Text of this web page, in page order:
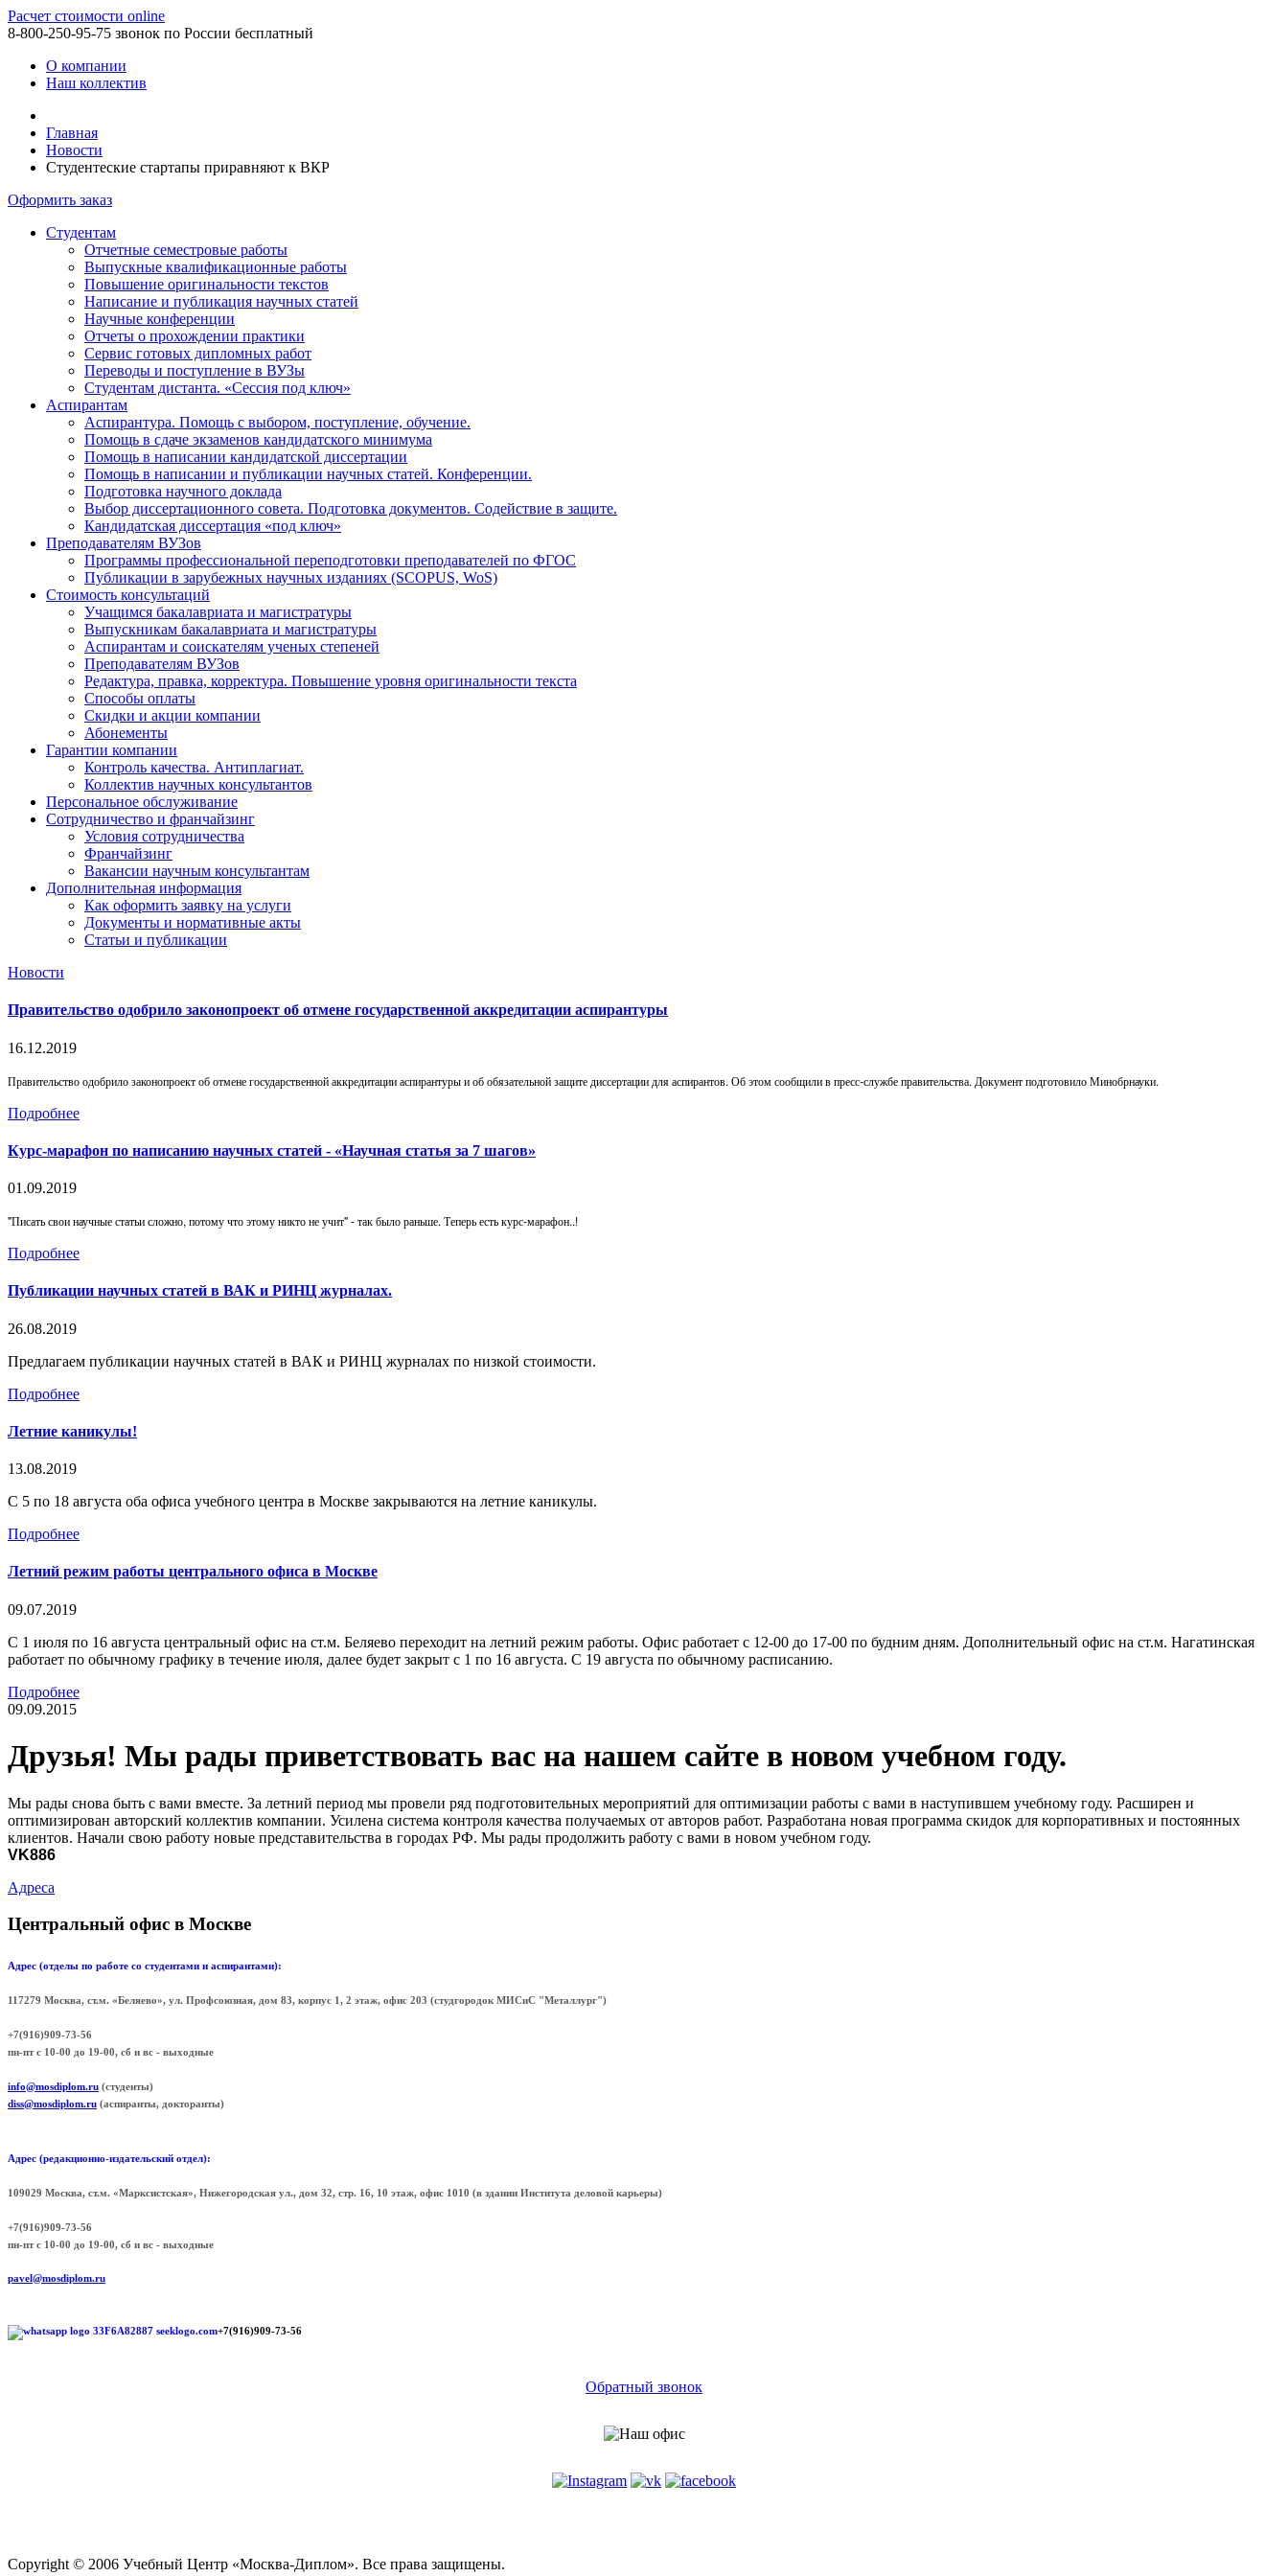
Расчет стоимости online
8-800-250-95-75 звонок по России бесплатный
О компании
Наш коллектив
Главная
Новости
Студентеские стартапы приравняют к ВКР
Оформить заказ
Студентам
Отчетные семестровые работы
Выпускные квалификационные работы
Повышение оригинальности текстов
Написание и публикация научных статей
Научные конференции
Отчеты о прохождении практики
Сервис готовых дипломных работ
Переводы и поступление в ВУЗы
Студентам дистанта. «Сессия под ключ»
Аспирантам
Аспирантура. Помощь с выбором, поступление, обучение.
Помощь в сдаче экзаменов кандидатского минимума
Помощь в написании кандидатской диссертации
Помощь в написании и публикации научных статей. Конференции.
Подготовка научного доклада
Выбор диссертационного совета. Подготовка документов. Содействие в защите.
Кандидатская диссертация «под ключ»
Преподавателям ВУЗов
Программы профессиональной переподготовки преподавателей по ФГОС
Публикации в зарубежных научных изданиях (SCOPUS, WoS)
Стоимость консультаций
Учащимся бакалавриата и магистратуры
Выпускникам бакалавриата и магистратуры
Аспирантам и соискателям ученых степеней
Преподавателям ВУЗов
Редактура, правка, корректура. Повышение уровня оригинальности текста
Способы оплаты
Скидки и акции компании
Абонементы
Гарантии компании
Контроль качества. Антиплагиат.
Коллектив научных консультантов
Персональное обслуживание
Сотрудничество и франчайзинг
Условия сотрудничества
Франчайзинг
Вакансии научным консультантам
Дополнительная информация
Как оформить заявку на услуги
Документы и нормативные акты
Статьи и публикации
Новости
Правительство одобрило законопроект об отмене государственной аккредитации аспирантуры
16.12.2019
Правительство одобрило законопроект об отмене государственной аккредитации аспирантуры и об обязательной защите диссертации для аспирантов. Об этом сообщили в пресс-службе правительства. Документ подготовило Минобрнауки.
Подробнее
Курс-марафон по написанию научных статей - «Научная статья за 7 шагов»
01.09.2019
"Писать свои научные статьи сложно, потому что этому никто не учит" - так было раньше. Теперь есть курс-марафон..!
Подробнее
Публикации научных статей в ВАК и РИНЦ журналах.
26.08.2019
Предлагаем публикации научных статей в ВАК и РИНЦ журналах по низкой стоимости.
Подробнее
Летние каникулы!
13.08.2019
С 5 по 18 августа оба офиса учебного центра в Москве закрываются на летние каникулы.
Подробнее
Летний режим работы центрального офиса в Москве
09.07.2019
С 1 июля по 16 августа центральный офис на ст.м. Беляево переходит на летний режим работы. Офис работает с 12-00 до 17-00 по будним дням. Дополнительный офис на ст.м. Нагатинская
работает по обычному графику в течение июля, далее будет закрыт с 1 по 16 августа. С 19 августа по обычному расписанию.
Подробнее
09.09.2015
Друзья! Мы рады приветствовать вас на нашем сайте в новом учебном году.
Мы рады снова быть с вами вместе. За летний период мы провели ряд подготовительных мероприятий для оптимизации работы с вами в наступившем учебному году. Расширен и
оптимизирован авторский коллектив компании. Усилена система контроля качества получаемых от авторов работ. Разработана новая программа скидок для корпоративных и постоянных
клиентов. Начали свою работу новые представительства в городах РФ. Мы рады продолжить работу с вами в новом учебном году.
VK886
Адреса
Центральный офис в Москве
Адрес (отделы по работе со студентами и аспирантами):
117279 Москва, ст.м. «Беляево», ул. Профсоюзная, дом 83, корпус 1, 2 этаж, офис 203 (cтудгородок МИСиС "Металлург")
+7(916)909-73-56
пн-пт с 10-00 до 19-00, сб и вс - выходные
info@mosdiplom.ru (студенты)
diss@mosdiplom.ru (аспиранты, докторанты)
Адрес (редакционно-издательский отдел):
109029 Москва, ст.м. «Марксистская», Нижегородская ул., дом 32, стр. 16, 10 этаж, офис 1010 (в здании Института деловой карьеры)
+7(916)909-73-56
пн-пт с 10-00 до 19-00, сб и вс - выходные
pavel@mosdiplom.ru
+7(916)909-73-56
Обратный звонок
Copyright © 2006 Учебный Центр «Москва-Диплом». Все права защищены.